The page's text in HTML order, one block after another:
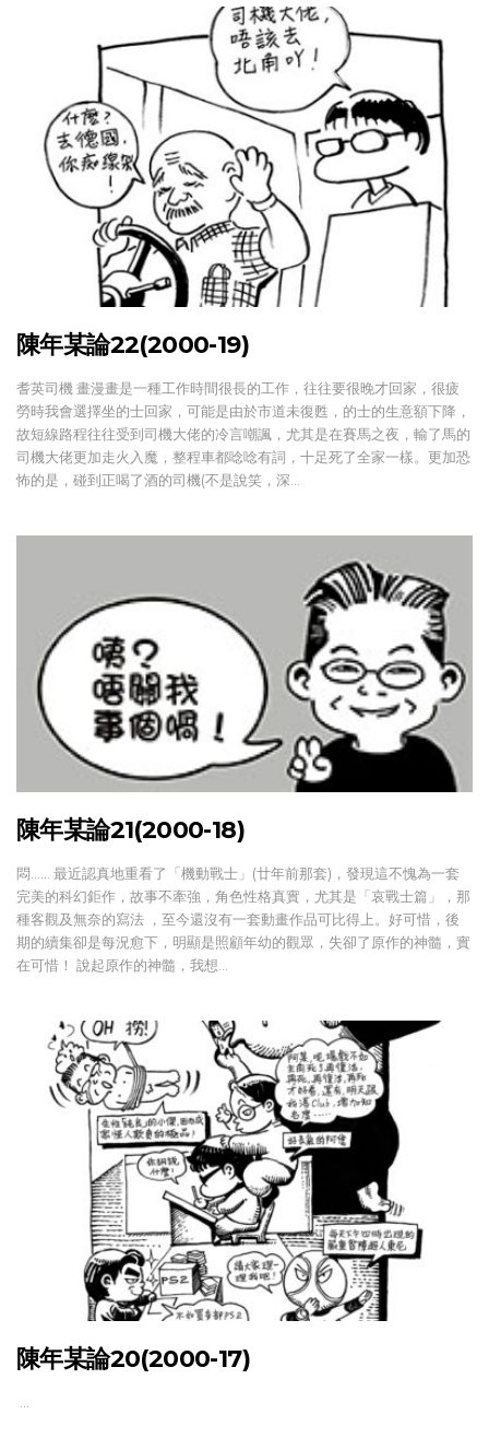
陳年某論22(2000-19)
耆英司機 畫漫畫是一種工作時間很長的工作，往往要很晚才回家，很疲
勞時我會選擇坐的士回家，可能是由於市道未復甦，的士的生意額下降，
故短線路程往往受到司機大佬的冷言嘲諷，尤其是在賽馬之夜，輸了馬的
司機大佬更加走火入魔，整程車都唸唸有詞，十足死了全家一樣。更加恐
怖的是，碰到正喝了酒的司機(不是說笑，深…
陳年某論21(2000-18)
悶…… 最近認真地重看了「機動戰士」(廿年前那套)，發現這不愧為一套
完美的科幻鉅作，故事不牽強，角色性格真實，尤其是「哀戰士篇」，那
種客觀及無奈的寫法 ，至今還沒有一套動畫作品可比得上。好可惜，後
期的續集卻是每況愈下，明顯是照顧年幼的觀眾，失卻了原作的神髓，實
在可惜！ 說起原作的神髓，我想…
陳年某論20(2000-17)
…